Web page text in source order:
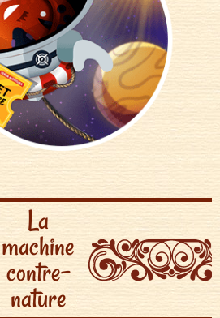
La
machine
contre-
nature